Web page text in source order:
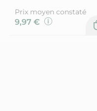
Prix moyen constaté
9,97 €